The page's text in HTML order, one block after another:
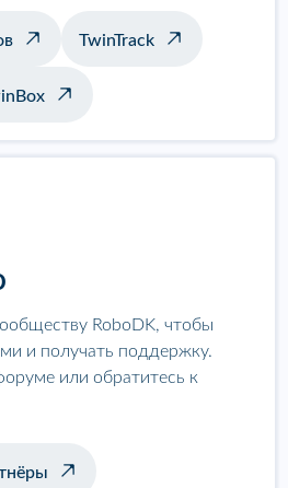
TwinTrack
RoboDK, чтобы
и получать поддержку.
или обратитесь к